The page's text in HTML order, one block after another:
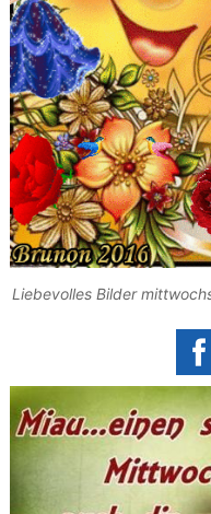
Liebevolles Bilder